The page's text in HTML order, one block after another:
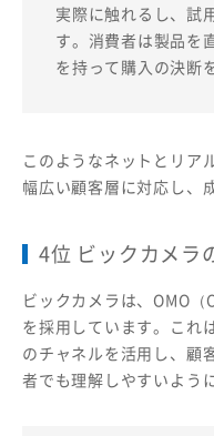
実際に触れるし、試
す。消費者は製品を
を持って購入の決断
このようなネットとリア
幅広い顧客層に対応し、
4位 ビックカメラ
ビックカメラは、OMO
を採用しています。これ
のチャネルを活用し、顧
者でも理解しやすいよう